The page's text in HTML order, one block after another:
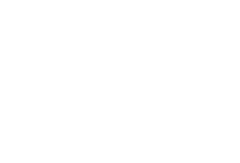
jā. Taču tuvējā apkaimē jau ir divas
septiņdesmitajos gados. Tātad būtībā
blakus šādām būvēm. Topošā
jo varenāki, un līdz ar to, protams,
naudas summas un būs daudz
tika lemts, kur šo staciju būvēt, starp
noritēja tādas kā sacensības par